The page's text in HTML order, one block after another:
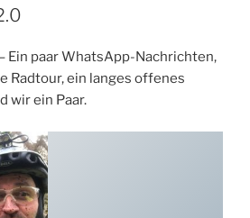
Ein paar WhatsApp-Nachrichten,
Radtour, ein langes offenes
wir ein Paar.